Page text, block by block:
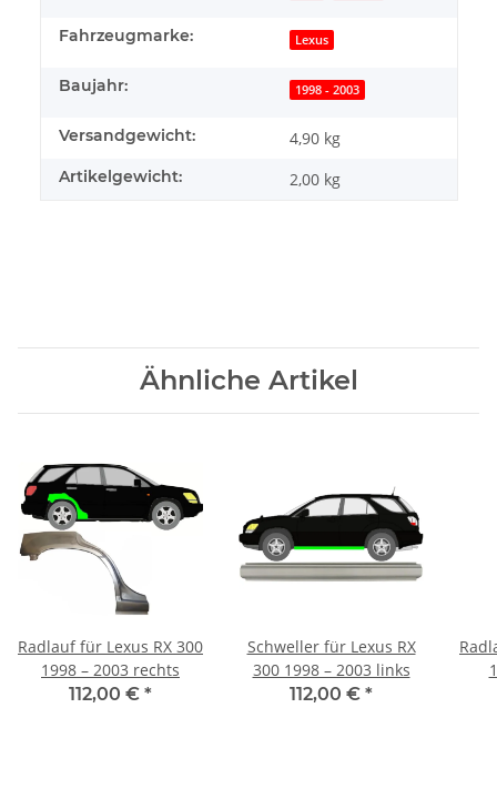
Fahrzeugmarke: Lexus
Baujahr: 1998 - 2003
Versandgewicht: 4,90 kg
Artikelgewicht: 2,00 kg
Ähnliche Artikel
Radlauf für Lexus RX 300
1998 – 2003 rechts
112,00 € *
Schweller für Lexus RX
300 1998 – 2003 links
112,00 € *